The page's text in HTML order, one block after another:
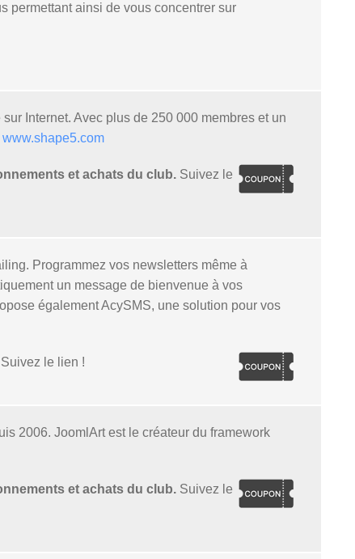
permettant ainsi de vous concentrer sur
Internet. Avec plus de 250 000 membres et un
www.shape5.com
et achats du club. Suivez le
Programmez vos newsletters même à
un message de bienvenue à vos
également AcySMS, une solution pour vos
Suivez le lien !
2006. JoomlArt est le créateur du framework
et achats du club. Suivez le